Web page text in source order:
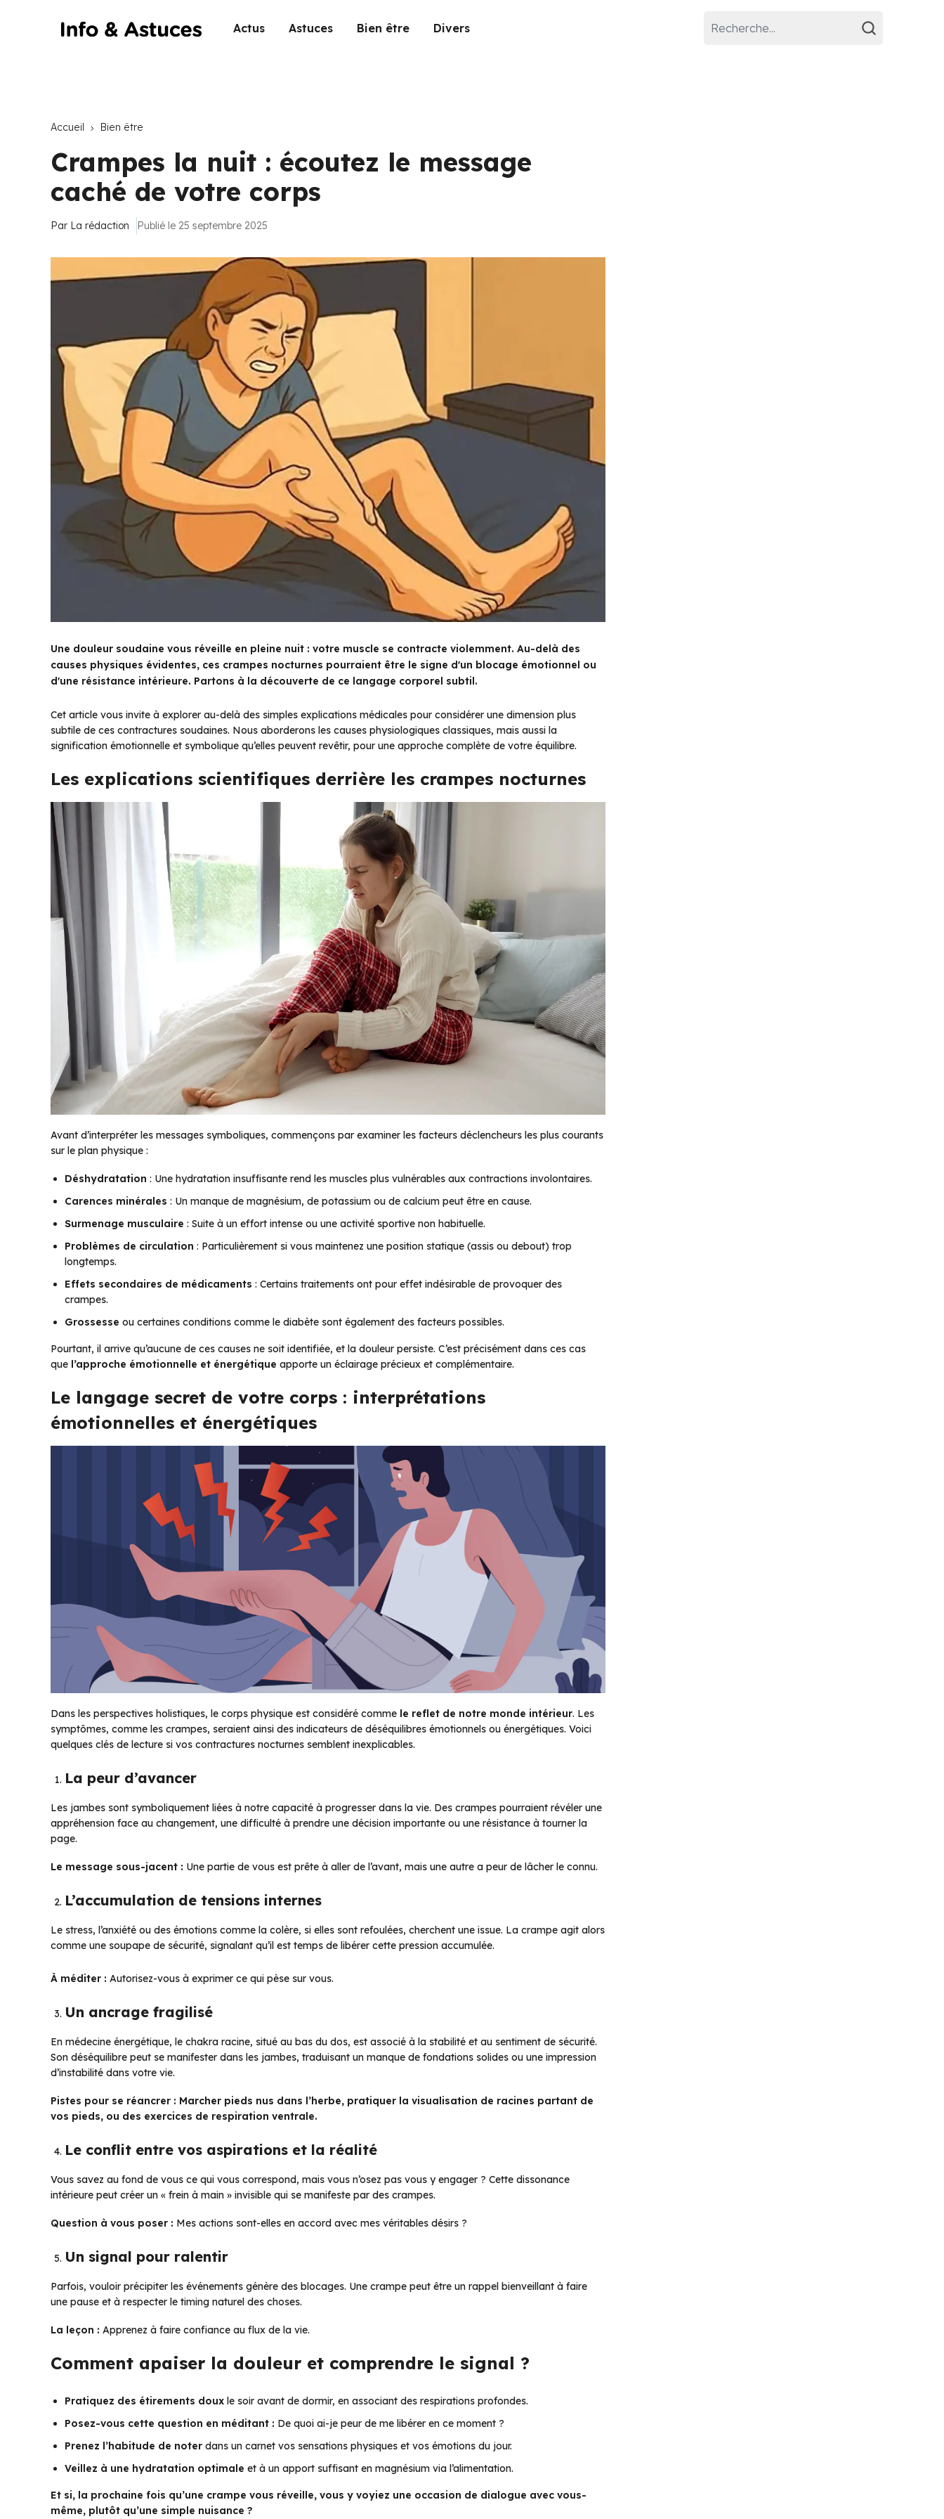
Actus Astuces Bien être Divers
Accueil Bien être
Crampes la nuit : écoutez le message
caché de votre corps
Par La rédaction Publié le 25 septembre 2025
Une douleur soudaine vous réveille en pleine nuit : votre muscle se contracte violemment. Au-delà des
causes physiques évidentes, ces crampes nocturnes pourraient être le signe d'un blocage émotionnel ou
d'une résistance intérieure. Partons à la découverte de ce langage corporel subtil.
Cet article vous invite à explorer au-delà des simples explications médicales pour considérer une dimension plus
subtile de ces contractures soudaines. Nous aborderons les causes physiologiques classiques, mais aussi la
signification émotionnelle et symbolique qu’elles peuvent revêtir, pour une approche complète de votre équilibre.
Les explications scientifiques derrière les crampes nocturnes
Avant d’interpréter les messages symboliques, commençons par examiner les facteurs déclencheurs les plus courants
sur le plan physique :
Déshydratation : Une hydratation insuffisante rend les muscles plus vulnérables aux contractions involontaires.
Carences minérales : Un manque de magnésium, de potassium ou de calcium peut être en cause.
Surmenage musculaire : Suite à un effort intense ou une activité sportive non habituelle.
Problèmes de circulation : Particulièrement si vous maintenez une position statique (assis ou debout) trop
longtemps.
Effets secondaires de médicaments : Certains traitements ont pour effet indésirable de provoquer des
crampes.
Grossesse ou certaines conditions comme le diabète sont également des facteurs possibles.
Pourtant, il arrive qu’aucune de ces causes ne soit identifiée, et la douleur persiste. C’est précisément dans ces cas
que l’approche émotionnelle et énergétique apporte un éclairage précieux et complémentaire.
Le langage secret de votre corps : interprétations
émotionnelles et énergétiques
Dans les perspectives holistiques, le corps physique est considéré comme le reflet de notre monde intérieur. Les
symptômes, comme les crampes, seraient ainsi des indicateurs de déséquilibres émotionnels ou énergétiques. Voici
quelques clés de lecture si vos contractures nocturnes semblent inexplicables.
La peur d’avancer
Les jambes sont symboliquement liées à notre capacité à progresser dans la vie. Des crampes pourraient révéler une
appréhension face au changement, une difficulté à prendre une décision importante ou une résistance à tourner la
page.
Le message sous-jacent : Une partie de vous est prête à aller de l’avant, mais une autre a peur de lâcher le connu.
L’accumulation de tensions internes
Le stress, l’anxiété ou des émotions comme la colère, si elles sont refoulées, cherchent une issue. La crampe agit alors
comme une soupape de sécurité, signalant qu’il est temps de libérer cette pression accumulée.
À méditer : Autorisez-vous à exprimer ce qui pèse sur vous.
Un ancrage fragilisé
En médecine énergétique, le chakra racine, situé au bas du dos, est associé à la stabilité et au sentiment de sécurité.
Son déséquilibre peut se manifester dans les jambes, traduisant un manque de fondations solides ou une impression
d’instabilité dans votre vie.
Pistes pour se réancrer : Marcher pieds nus dans l’herbe, pratiquer la visualisation de racines partant de
vos pieds, ou des exercices de respiration ventrale.
Le conflit entre vos aspirations et la réalité
Vous savez au fond de vous ce qui vous correspond, mais vous n’osez pas vous y engager ? Cette dissonance
intérieure peut créer un « frein à main » invisible qui se manifeste par des crampes.
Question à vous poser : Mes actions sont-elles en accord avec mes véritables désirs ?
Un signal pour ralentir
Parfois, vouloir précipiter les événements génère des blocages. Une crampe peut être un rappel bienveillant à faire
une pause et à respecter le timing naturel des choses.
La leçon : Apprenez à faire confiance au flux de la vie.
Comment apaiser la douleur et comprendre le signal ?
Pratiquez des étirements doux le soir avant de dormir, en associant des respirations profondes.
Posez-vous cette question en méditant : De quoi ai-je peur de me libérer en ce moment ?
Prenez l’habitude de noter dans un carnet vos sensations physiques et vos émotions du jour.
Veillez à une hydratation optimale et à un apport suffisant en magnésium via l’alimentation.
Et si, la prochaine fois qu’une crampe vous réveille, vous y voyiez une occasion de dialogue avec vous-
même, plutôt qu’une simple nuisance ?